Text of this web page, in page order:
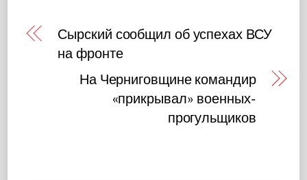
Сырский сообщил об успехах ВСУ
на фронте
На Черниговщине командир
«прикрывал» военных-
прогульщиков